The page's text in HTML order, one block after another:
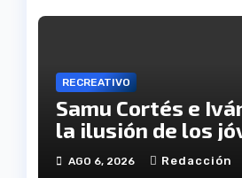
RECREATIVO
Samu Cortés e
la ilusión de los
servicio del Decano
AGO 6, 2026 Redacción